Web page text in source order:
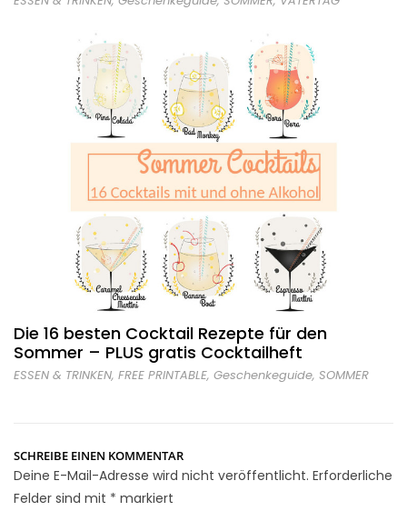
Die 16 besten Cocktail Rezepte für den
Sommer – PLUS gratis Cocktailheft
ESSEN & TRINKEN, FREE PRINTABLE, Geschenkeguide, SOMMER
SCHREIBE EINEN KOMMENTAR
Deine E-Mail-Adresse wird nicht veröffentlicht. Erforderliche
Felder sind mit * markiert